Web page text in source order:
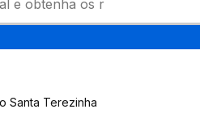
Santa Terezinha